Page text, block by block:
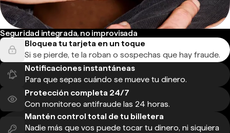
Seguridad integrada, no improvisada
Bloquea tu tarjeta en un toque
Si se pierde, te la roban o sospechas que hay fraude.
Notificaciones instantáneas
Para que sepas cuándo se mueve tu dinero.
Protección completa 24/7
Con monitoreo antifraude las 24 horas.
Mantén control total de tu billetera
Nadie más que vos puede tocar tu dinero, ni siquiera